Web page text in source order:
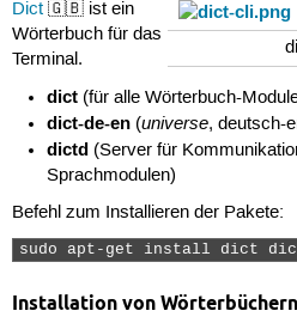
Dict🇬🇧 ist ein
Wörterbuch für das
Terminal.
dict (für alle Wörterbuch-
dict-de-en (universe, deutsch-
dictd (Server für
Sprachmodulen)
Befehl zum Installieren der Pakete:
sudo apt-get install dict
Installation von Wörterbüchern